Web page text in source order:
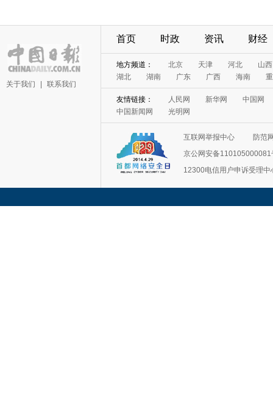
关于我们 联系我们
首页 时政 资讯 财经
地方频道： 北京 天津 河北
山西
湖北
湖南 广东 广西 海南
友情链接： 人民网 新华网
中国网
中国新闻网
光明网
互联网举报中心
防范
京公网安备110105000081
12300电信用户申诉受理中